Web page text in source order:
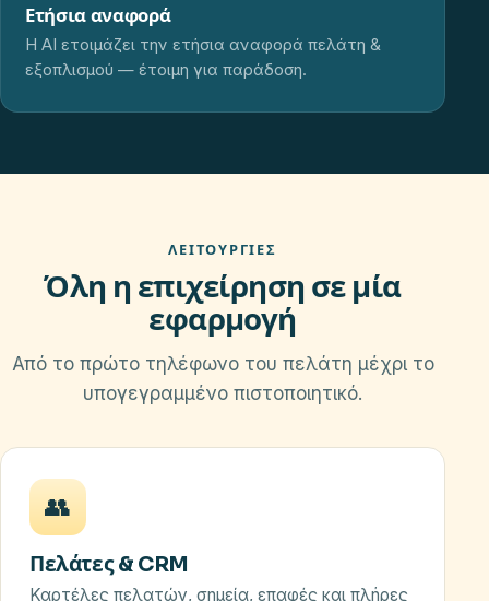
Ετήσια αναφορά
Η AI ετοιμάζει την ετήσια αναφορά πελάτη &
εξοπλισμού — έτοιμη για παράδοση.
ΛΕΙΤΟΥΡΓΊΕΣ
Όλη η επιχείρηση σε μία
εφαρμογή
Από το πρώτο τηλέφωνο του πελάτη μέχρι το
υπογεγραμμένο πιστοποιητικό.
👥
Πελάτες & CRM
Καρτέλες πελατών, σημεία, επαφές και πλήρες